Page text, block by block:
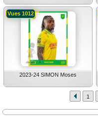
2023-24 SIMON Moses
Vues 1012
1